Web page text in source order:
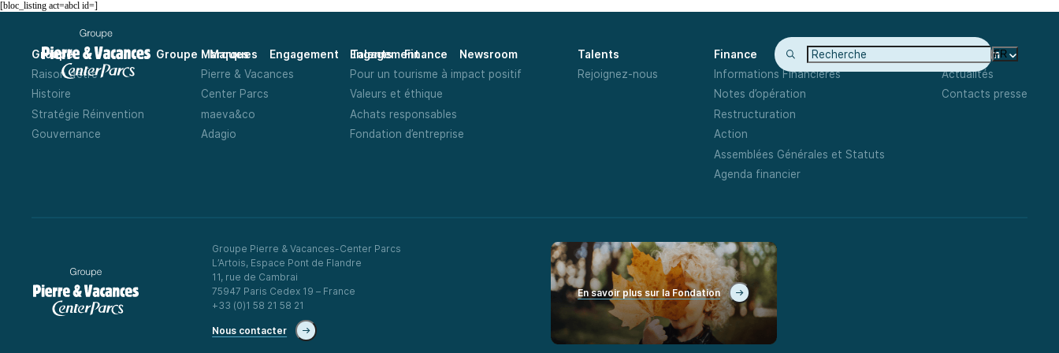
Groupe Marques Engagement Talents Finance Newsroom FR
[bloc_listing act=abcl id=]
Groupe
Raison d’être
Histoire
Stratégie Réinvention
Gouvernance
Marques
Pierre & Vacances
Center Parcs
maeva&co
Adagio
Engagement
Pour un tourisme à impact positif
Valeurs et éthique
Achats responsables
Fondation d’entreprise
Talents
Rejoignez-nous
Finance
Informations Financières
Notes d’opération
Restructuration
Action
Assemblées Générales et Statuts
Agenda financier
Newsroom
Actualités
Contacts presse
Groupe Pierre & Vacances-Center Parcs
L’Artois, Espace Pont de Flandre
11, rue de Cambrai
75947 Paris Cedex 19 – France
+33 (0)1 58 21 58 21
Nous contacter
En savoir plus sur la Fondation